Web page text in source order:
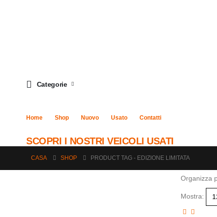
Categorie
Home Shop Nuovo Usato Contatti
SCOPRI I NOSTRI VEICOLI USATI
CASA SHOP PRODUCT TAG - EDIZIONE LIMITATA
Organizza
Mostra: